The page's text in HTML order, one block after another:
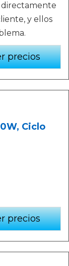
y ellos
precios
Ciclo
precios